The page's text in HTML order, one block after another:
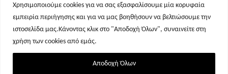
Χρησιμοποιούμε cookies για να σας εξασφαλίσουμε μία κορυφαία
εμπειρία περιήγησης και για να μας βοηθήσουν να βελτιώσουμε την
ιστοσελίδα μας.Κάνοντας κλικ στο "Αποδοχή Όλων", συναινείτε στη
χρήση των cookies από εμάς.
Αποδοχή Όλων
Σελίδα 1 Σελίδα 2